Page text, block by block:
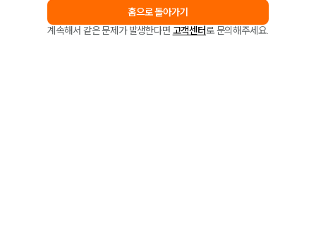
홈으로 돌아가기
계속해서 같은 문제가 발생한다면 고객센터로 문의해주세요.